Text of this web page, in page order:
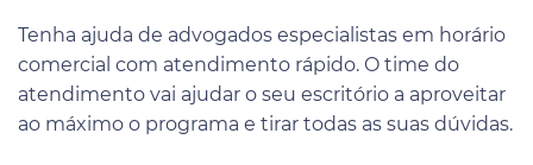
Tenha ajuda de advogados especialistas em horário
comercial com atendimento rápido. O time do
atendimento vai ajudar o seu escritório a aproveitar
ao máximo o programa e tirar todas as suas dúvidas.